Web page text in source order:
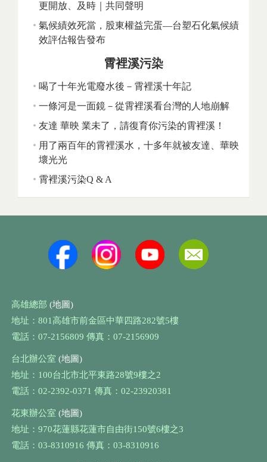
更開放、及時｜共同聲明
氣候績效死當，股東權益完蛋—台塑石化氣候績
效評估報告發布
霄裡溪污染
喝了十年光電廢水後－霄裡溪十年記
一條河是一面鏡－從霄裡溪看台灣的人地崩解
友達 華映 業未了，請復育你污染的霄裡溪！
用了兩百年的霄裡溪水，十多年就被友達、華映
壞光光
霄裡溪污染Q & A
高雄總部 (地圖)
地址：801高雄市前金區中華四路282號5樓
電話：07-2156809 傳真：07-2156909
台北辦公室 (地圖)
地址：100台北市北平東路28號9樓之2
電話：02-2392-0371 傳真：02-23920381
花東辦公室 (地圖)
地址：970花蓮縣花蓮市自由街150號6樓之3
電話：03-8310916 傳真：03-8310916